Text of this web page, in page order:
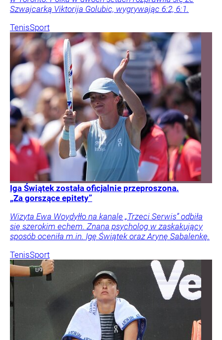
Szwajcarką Viktorija Golubic, wygrywając 6:2, 6:1.
TenisSport
Iga Świątek została oficjalnie przeproszona.
„Za gorszące epitety”
Wizyta Ewa Woydyłło na kanale „Trzeci Serwis” odbiła
się szerokim echem. Znana psycholog w zaskakujący
sposób oceniła m.in. Igę Świątek oraz Arynę Sabalenkę.
TenisSport